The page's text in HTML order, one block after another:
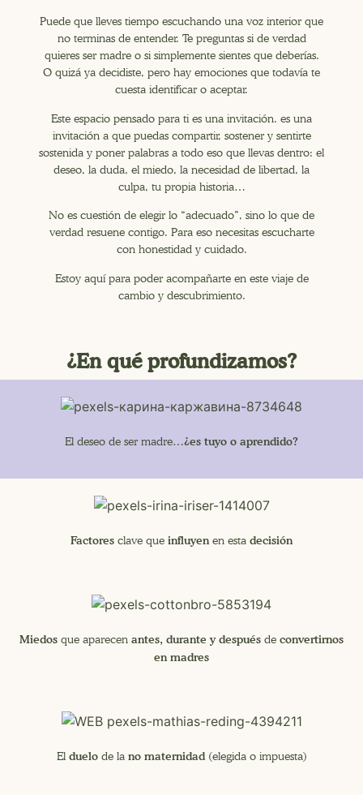
Puede que lleves tiempo escuchando una voz interior que
no terminas de entender. Te preguntas si de verdad
quieres ser madre o si simplemente sientes que deberías.
O quizá ya decidiste, pero hay emociones que todavía te
cuesta identificar o aceptar.
Este espacio pensado para ti es una invitación. es una
invitación a que puedas compartir, sostener y sentirte
sostenida y poner palabras a todo eso que llevas dentro: el
deseo, la duda, el miedo, la necesidad de libertad, la
culpa, tu propia historia…
No es cuestión de elegir lo “adecuado”, sino lo que de
verdad resuene contigo. Para eso necesitas escucharte
con honestidad y cuidado.
Estoy aquí para poder acompañarte en este viaje de
cambio y descubrimiento.
¿En qué profundizamos?
El deseo de ser madre…¿es tuyo o aprendido?
Factores clave que influyenen esta decisión
Miedos que aparecen antes, durante y después de convertirnos
en madres
El duelode la no maternidad(elegida o impuesta)